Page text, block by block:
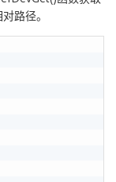
路径。